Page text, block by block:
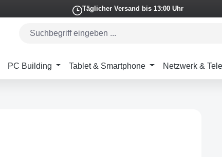
Täglicher Versand bis 13:00 Uhr
PC Building Tablet & Smartphone Netzwerk &